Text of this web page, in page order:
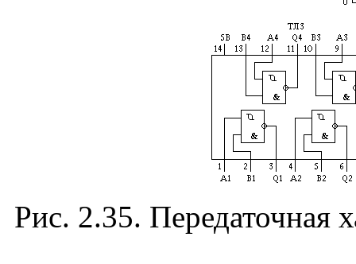
Рис. 2.35. Передаточная